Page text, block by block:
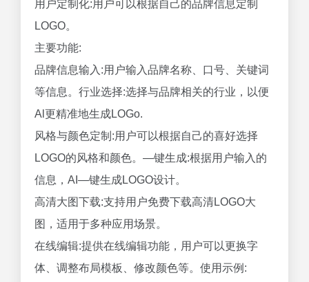
用户定制化:用户可以根据自己的品牌信息定制
LOGO。
主要功能:
品牌信息输入:用户输入品牌名称、口号、关键词
等信息。行业选择:选择与品牌相关的行业，以便
Al更精准地生成LOGo.
风格与颜色定制:用户可以根据自己的喜好选择
LOGO的风格和颜色。—键生成:根据用户输入的
信息，AI—键生成LOGO设计。
高清大图下载:支持用户免费下载高清LOGO大
图，适用于多种应用场景。
在线编辑:提供在线编辑功能，用户可以更换字
体、调整布局模板、修改颜色等。使用示例: